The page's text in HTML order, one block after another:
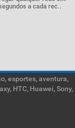
a cada rec..
esportes, aventura,
HTC, Huawei, Sony,